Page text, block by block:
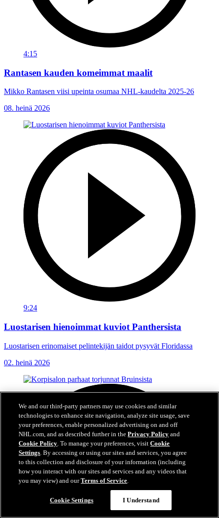
4:15
Rantasen kauden komeimmat maalit
Mikko Rantasen viisi upeinta osumaa NHL-kaudelta 2025-26
08. heinä 2026
9:24
Luostarisen hienoimmat kuviot Panthersista
Luostarisen erinomaiset pelintekijän taidot pysyvät Floridassa
02. heinä 2026
We and our third-party partners may use cookies and similar
technologies to enhance site navigation, analyze site usage, save
your preferences, enable personalized advertising on and off
NHL.com, and as described further in thePrivacy Policy and
Cookie Policy. To manage your preferences, visitCookie
Settings. By accessing or using our sites and services, you agree
to this collection and disclosure of your information (including
how you interact with our sites and services and any videos that
you may view) and ourTerms of Service.
Cookie Settings I Understand